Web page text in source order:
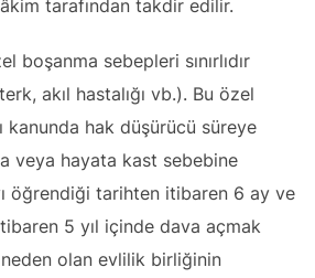
tarafından takdir edilir.
boşanma sebepleri sınırlıdır
akıl hastalığı vb.). Bu özel
kanunda hak düşürücü süreye
veya hayata kast sebebine
öğrendiği tarihten itibaren 6 ay ve
5 yıl içinde dava açmak
olan evlilik birliğinin